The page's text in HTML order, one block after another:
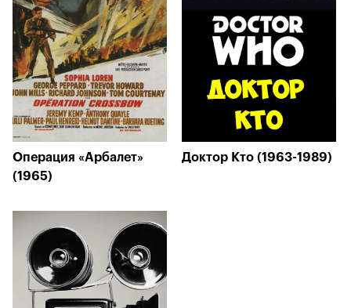
Операция «Арбалет»
(1965)
Доктор Кто (1963-1989)